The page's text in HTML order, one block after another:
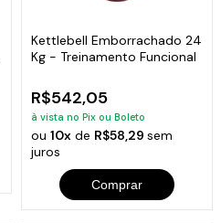
Kettlebell Emborrachado 24
Kg - Treinamento Funcional
R$542,05
à vista no Pix ou Boleto
ou 10xde R$58,29 sem
juros
Comprar